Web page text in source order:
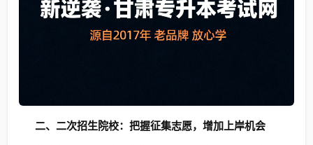
二、二次招生院校：把握征集志愿，增加上岸机会